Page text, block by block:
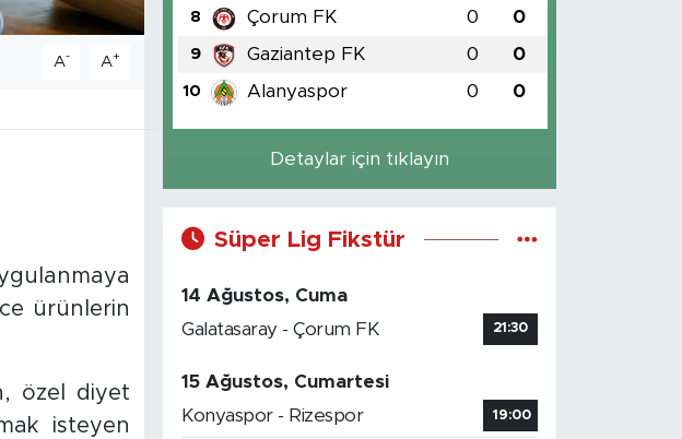
A- A+
ürünlerin
özel diyet
isteyen
8 Çorum FK 0 0
9 Gaziantep FK 0 0
10 Alanyaspor 0 0
Detaylar için tıklayın
Süper Lig Fikstür
14 Ağustos, Cuma
Galatasaray - Çorum FK
21:30
15 Ağustos, Cumartesi
Konyaspor - Rizespor
19:00